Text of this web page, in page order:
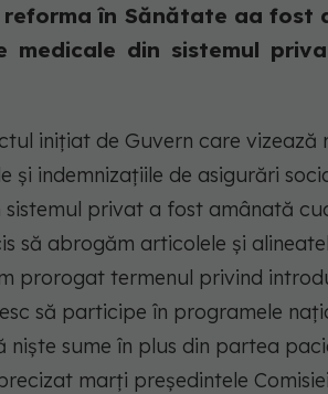
în Sănătate aa fost
medicale din sistemul
iniţiat de Guvern care vizează
şi indemnizaţiile de asigurări
privat a fost amânată
să abrogăm articolele şi
prorogat termenul privind
să participe în programele
nişte sume în plus din partea
marţi preşedintele